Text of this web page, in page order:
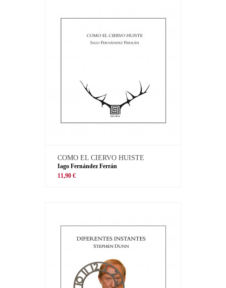
COMO EL CIERVO HUISTE
Iago Fernández Ferrán
11,90 €